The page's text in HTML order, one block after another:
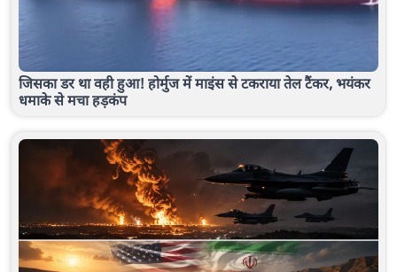
जिसका डर था वही हुआ! होर्मुज में माइंस से टकराया तेल टैंकर, भयंकर
धमाके से मचा हड़कंप